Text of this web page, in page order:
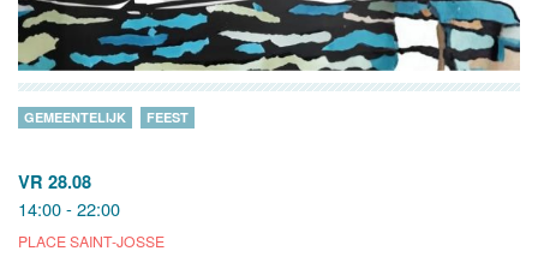
VR 28.08
14:00 - 22:00
PLACE SAINT-JOSSE
GEMEENTELIJK FEEST